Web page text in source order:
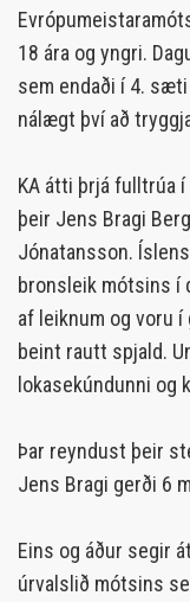
18 ára og yngri.
sem endaði í 4.
nálægt því að
KA átti þrjá fulltrúa í
þeir Jens Bragi
Jónatansson.
bronsleik mótsins í
af leiknum og voru
beint rautt spjald.
lokasekúndunni og
Þar reyndust þeir
Jens Bragi gerði 6
Eins og áður segir
úrvalslið mótsins